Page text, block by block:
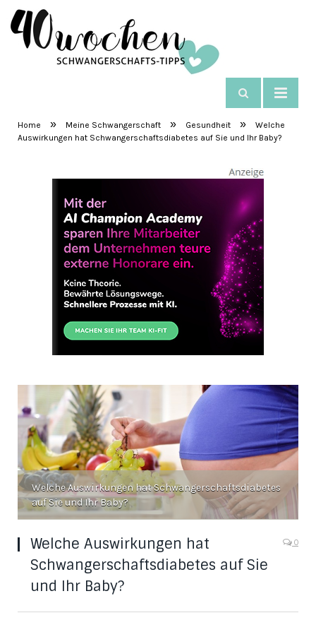
SchwangerschaftsTipps
Home » Meine Schwangerschaft » Gesundheit »
Welche
Auswirkungen hat Schwangerschaftsdiabetes auf Sie und Ihr Baby?
Welche Auswirkungen hat Schwangerschaftsdiabetes
auf Sie und Ihr Baby?
Welche Auswirkungen hat
Schwangerschaftsdiabetes auf Sie
und Ihr Baby?
0